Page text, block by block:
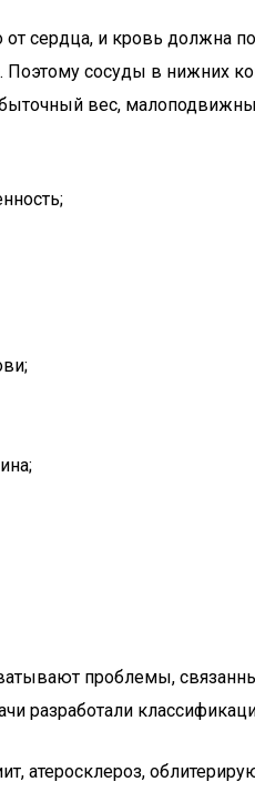
от сердца, и кровь должна
Поэтому сосуды в
вес,
проблемы,
разработали
атеросклероз,